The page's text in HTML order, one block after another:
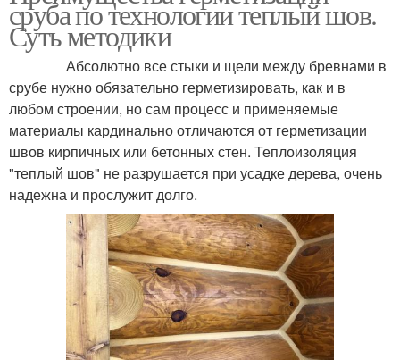
сруба по технологии теплый шов.
Суть методики
Абсолютно все стыки и щели между бревнами в
срубе нужно обязательно герметизировать, как и в
любом строении, но сам процесс и применяемые
материалы кардинально отличаются от герметизации
швов кирпичных или бетонных стен. Теплоизоляция
"теплый шов" не разрушается при усадке дерева, очень
надежна и прослужит долго.